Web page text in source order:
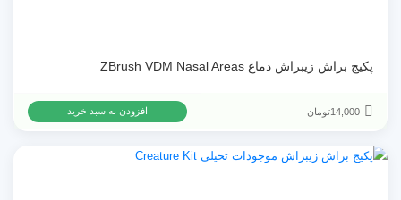
پکیج براش زیبراش دماغ ZBrush VDM Nasal Areas
14,000تومان افزودن به سبد خرید